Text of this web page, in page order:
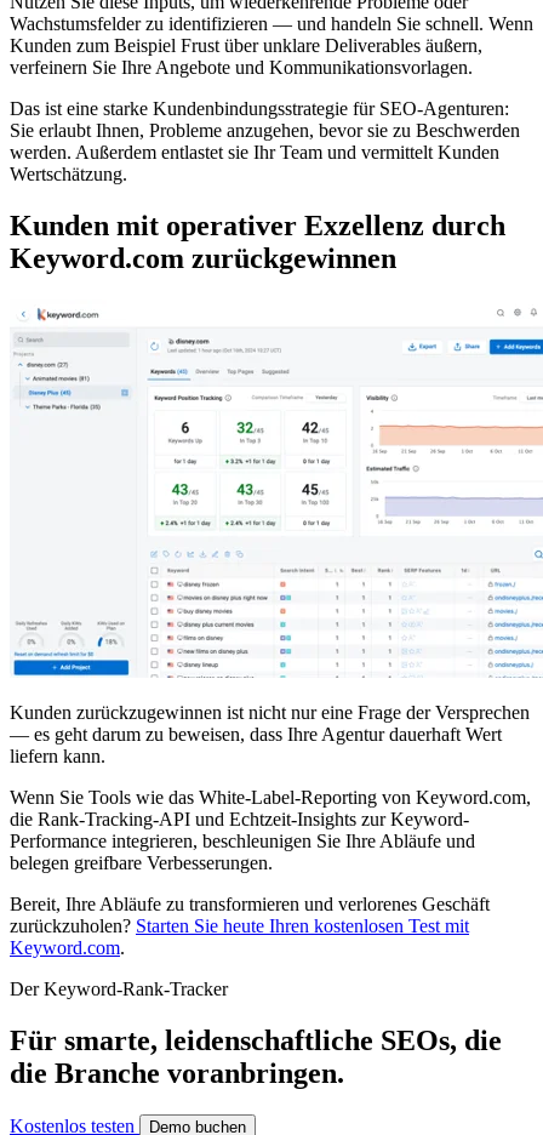
Wachstumsfelder zu identifizieren — und handeln Sie schnell. Wenn
Kunden zum Beispiel Frust über unklare Deliverables äußern,
verfeinern Sie Ihre Angebote und Kommunikationsvorlagen.
Das ist eine starke Kundenbindungsstrategie für SEO-Agenturen:
Sie erlaubt Ihnen, Probleme anzugehen, bevor sie zu Beschwerden
werden. Außerdem entlastet sie Ihr Team und vermittelt Kunden
Wertschätzung.
Kunden mit operativer Exzellenz durch
Keyword.com zurückgewinnen
Kunden zurückzugewinnen ist nicht nur eine Frage der Versprechen
— es geht darum zu beweisen, dass Ihre Agentur dauerhaft Wert
liefern kann.
Wenn Sie Tools wie das White-Label-Reporting von Keyword.com,
die Rank-Tracking-API und Echtzeit-Insights zur Keyword-
Performance integrieren, beschleunigen Sie Ihre Abläufe und
belegen greifbare Verbesserungen.
Bereit, Ihre Abläufe zu transformieren und verlorenes Geschäft
zurückzuholen? Starten Sie heute Ihren kostenlosen Test mit
Keyword.com.
Der Keyword-Rank-Tracker
Für smarte, leidenschaftliche SEOs, die
die Branche voranbringen.
Kostenlos testen Demo buchen